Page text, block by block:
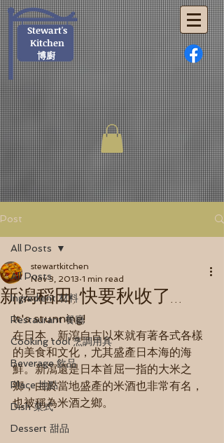
Stewart's
Kitchen
博廚
Post
All Posts
Ingredient 材料
Restaurant 餐廳
Cooking tool 烹調用具
Beverage 飲品
Place 地點
Dish 菜式
Dessert 甜品
All Posts
新潟稻田, 快要秋收了...
stewartkitchen
Nov 3, 2013 1 min read
It's stunning!
在日本，新瀉自古以來就有著各式各樣
的美食和文化，尤其盛產日本海的海
鮮。新瀉還是日本首屈一指的大米之
鄉，由於當地盛產的米酒也非常有名，
也被稱為米酒之鄉。